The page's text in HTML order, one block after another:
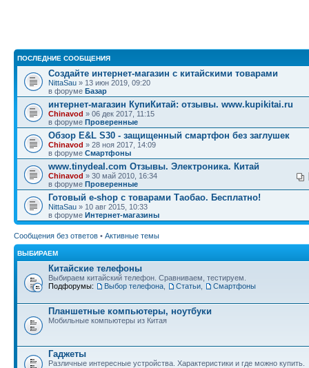
ПОСЛЕДНИЕ СООБЩЕНИЯ
Создайте интернет-магазин с китайскими товарами
NittaSau » 13 июн 2019, 09:20
в форуме Базар
интернет-магазин КупиКитай: отзывы. www.kupikitai.ru
Chinavod » 06 дек 2017, 11:15
в форуме Проверенные
Обзор E&L S30 - защищенный смартфон без заглушек
Chinavod » 28 ноя 2017, 14:09
в форуме Смартфоны
www.tinydeal.com Отзывы. Электроника. Китай
Chinavod » 30 май 2010, 16:34
в форуме Проверенные
Готовый e-shop с товарами Таобао. Бесплатно!
NittaSau » 10 авг 2015, 10:33
в форуме Интернет-магазины
Сообщения без ответов • Активные темы
ВЫБИРАЕМ
Китайские телефоны
Выбираем китайский телефон. Сравниваем, тестируем.
Подфорумы:
Выбор телефона Статьи Смартфоны
Планшетные компьютеры, ноутбуки
Мобильные компьютеры из Китая
Гаджеты
Различные интересные устройства. Характеристики и где можно купить.